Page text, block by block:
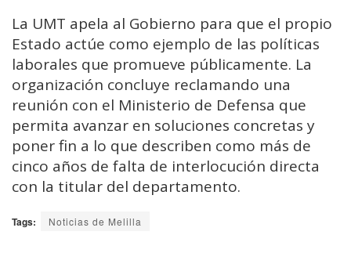
La UMT apela al Gobierno para que el propio
Estado actúe como ejemplo de las políticas
laborales que promueve públicamente. La
organización concluye reclamando una
reunión con el Ministerio de Defensa que
permita avanzar en soluciones concretas y
poner fin a lo que describen como más de
cinco años de falta de interlocución directa
con la titular del departamento.
Tags: Noticias de Melilla